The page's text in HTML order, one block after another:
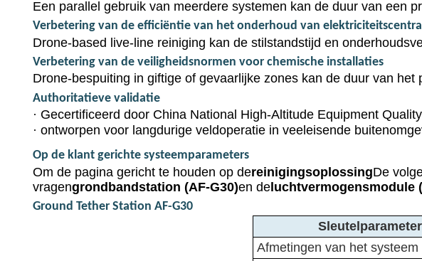
Een parallel gebruik van meerdere systemen kan de duur van een
Verbetering van de efficiëntie van het onderhoud van
Drone-based live-line reiniging kan de stilstandstijd en
Verbetering van de veiligheidsnormen voor chemische installaties
Drone-bespuiting in giftige of gevaarlijke zones kan de duur van
Authoritatieve validatie
· Gecertificeerd door China National High-Altitude Equipment
· ontworpen voor langdurige veldoperatie in veeleisende
Op de klant gerichte systeemparameters
Om de pagina gericht te houden op dereinigingsoplossingDe
vragengrondbandstation (AF-G30)en deluchtvermogensmodule
Ground Tether Station AF-G30
Sleutelparameter
Afmetingen van het systeem